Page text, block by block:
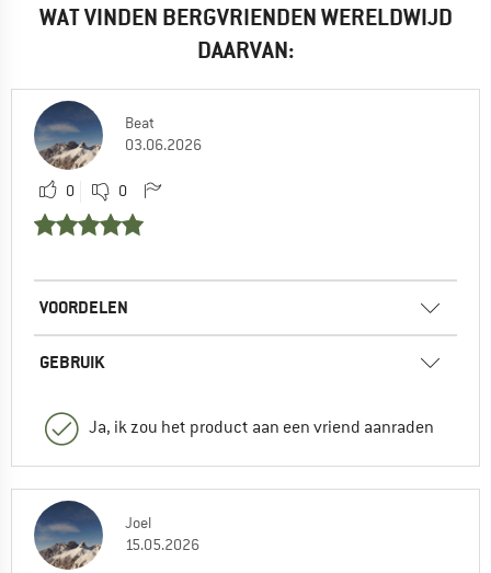
WAT VINDEN BERGVRIENDEN WERELDWIJD
DAARVAN:
Beat
03.06.2026
0 0
VOORDELEN
GEBRUIK
Ja, ik zou het product aan een vriend aanraden
Joel
15.05.2026